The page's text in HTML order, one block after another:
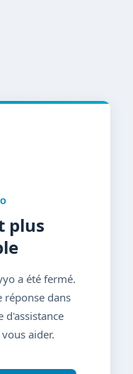
plus
a été fermé.
réponse dans
d'assistance
aider.